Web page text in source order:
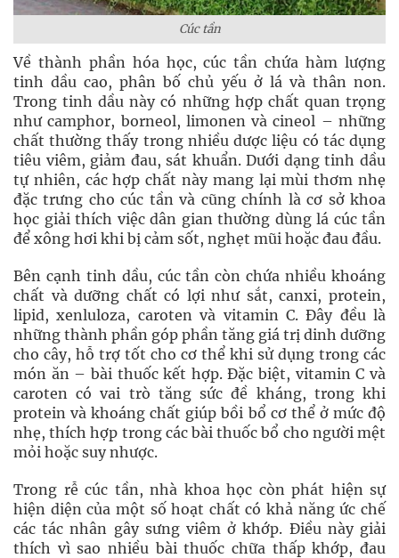
Cúc tần
Về thành phần hóa học, cúc tần chứa hàm lượng
tinh dầu cao, phân bố chủ yếu ở lá và thân non.
Trong tinh dầu này có những hợp chất quan trọng
như camphor, borneol, limonen và cineol – những
chất thường thấy trong nhiều dược liệu có tác dụng
tiêu viêm, giảm đau, sát khuẩn. Dưới dạng tinh dầu
tự nhiên, các hợp chất này mang lại mùi thơm nhẹ
đặc trưng cho cúc tần và cũng chính là cơ sở khoa
học giải thích việc dân gian thường dùng lá cúc tần
để xông hơi khi bị cảm sốt, nghẹt mũi hoặc đau đầu.
Bên cạnh tinh dầu, cúc tần còn chứa nhiều khoáng
chất và dưỡng chất có lợi như sắt, canxi, protein,
lipid, xenluloza, caroten và vitamin C. Đây đều là
những thành phần góp phần tăng giá trị dinh dưỡng
cho cây, hỗ trợ tốt cho cơ thể khi sử dụng trong các
món ăn – bài thuốc kết hợp. Đặc biệt, vitamin C và
caroten có vai trò tăng sức đề kháng, trong khi
protein và khoáng chất giúp bồi bổ cơ thể ở mức độ
nhẹ, thích hợp trong các bài thuốc bổ cho người mệt
mỏi hoặc suy nhược.
Trong rễ cúc tần, nhà khoa học còn phát hiện sự
hiện diện của một số hoạt chất có khả năng ức chế
các tác nhân gây sưng viêm ở khớp. Điều này giải
thích vì sao nhiều bài thuốc chữa thấp khớp, đau